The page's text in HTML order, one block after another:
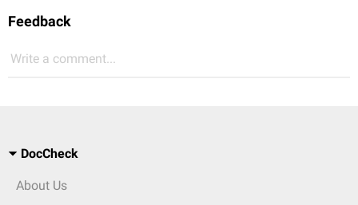
Feedback
Write a comment...
DocCheck
About Us